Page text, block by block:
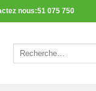
nous:51 075 750
Recherche